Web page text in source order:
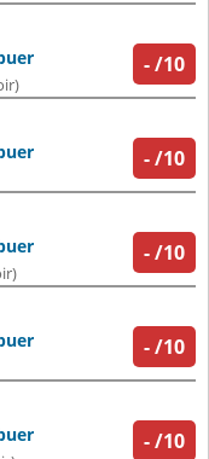
-/10
-/10
-/10
-/10
-/10